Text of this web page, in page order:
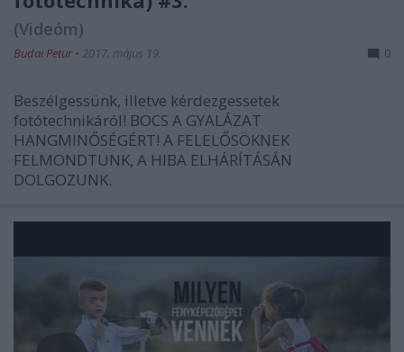
(Videóm)
Budai Petur • 2017. május 19. 0
Beszélgessünk, illetve kérdezgessetek
fotótechnikáról! BOCS A GYALÁZAT
HANGMINŐSÉGÉRT! A FELELŐSÖKNEK
FELMONDTUNK, A HIBA ELHÁRÍTÁSÁN
DOLGOZUNK.